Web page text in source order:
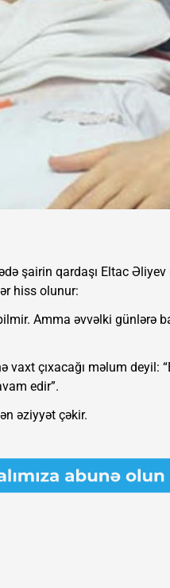
şairin qardaşı Eltac
hiss olunur:
Amma əvvəlki günlərə
vaxt çıxacağı məlum deyil:
edir”.
əziyyət çəkir.